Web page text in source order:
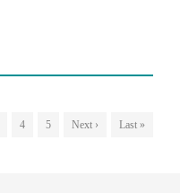
4 5 Next › Last »